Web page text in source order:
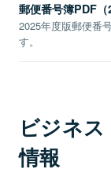
郵便番号簿PDF（
2025年度版郵便番
す。
ビジネ
情報